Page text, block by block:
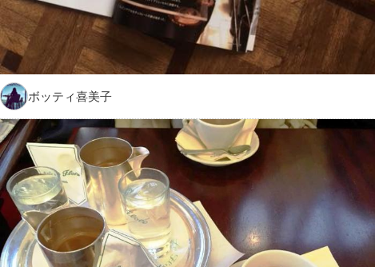
ボッティ喜美子